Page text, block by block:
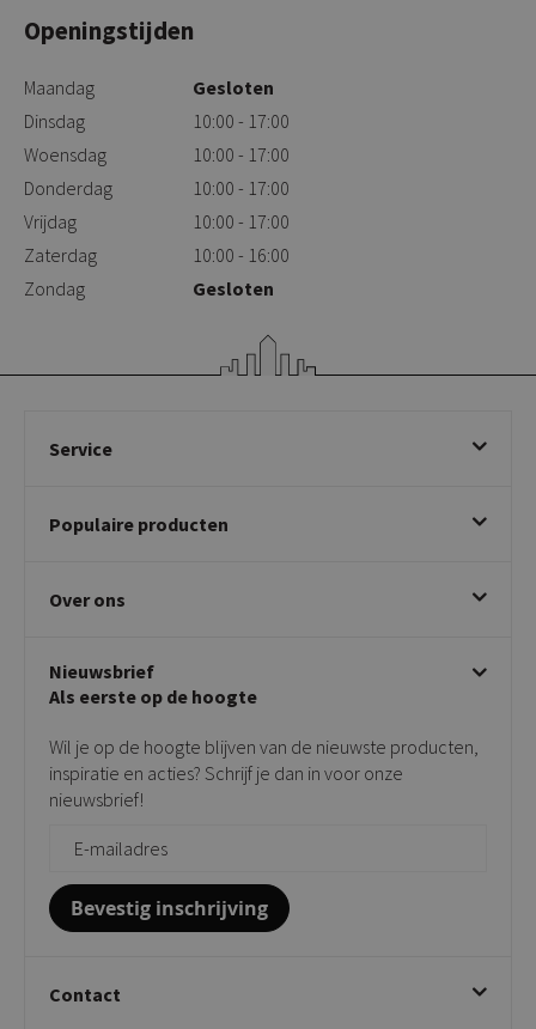
Openingstijden
Maandag
Gesloten
Dinsdag
10:00 - 17:00
Woensdag
10:00 - 17:00
Donderdag
10:00 - 17:00
Vrijdag
10:00 - 17:00
Zaterdag
10:00 - 16:00
Zondag
Gesloten
Service
Betalen & annuleren
Klachtafhandeling
Privacy policy
Populaire producten
Draaibare eetkamerstoelen
Taupe stoelen
Tuinstoelen
Bijzettafels
Over ons
Showroom
Contact
Onderhoudsproducten
Vloerbescherming
Giftcards
Nieuwsbrief
Als eerste op de hoogte
Wil je op de hoogte blijven van de nieuwste producten,
inspiratie en acties? Schrijf je dan in voor onze
nieuwsbrief!
Bevestig inschrijving
Contact